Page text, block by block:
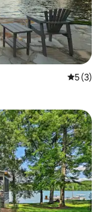
5 (3)